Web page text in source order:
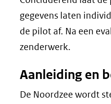
gegevens laten
de pilot af. Na een
zenderwerk.
Aanleiding en
De Noordzee wordt